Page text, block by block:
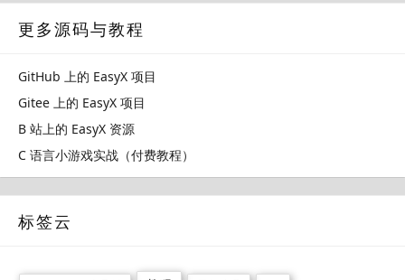
更多源码与教程
GitHub 上的 EasyX 项目
Gitee 上的 EasyX 项目
B 站上的 EasyX 资源
C 语言小游戏实战（付费教程）
标签云